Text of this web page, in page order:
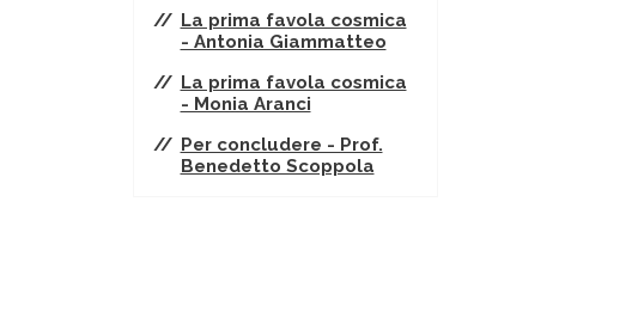
La prima favola cosmica
- Antonia Giammatteo
La prima favola cosmica
- Monia Aranci
Per concludere - Prof.
Benedetto Scoppola